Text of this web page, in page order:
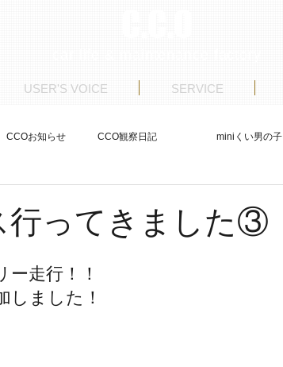
USER'S VOICE SERVICE
CCOお知らせ CCO観察日記 miniくい男の子
記
行ってきました③
走行！！
しました！